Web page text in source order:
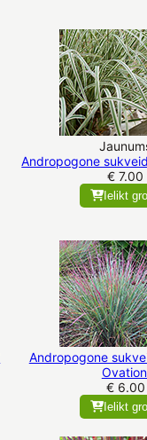
Andropogone
€ 7.00
Ielikt
Andropogone
€ 6.00
Ielikt